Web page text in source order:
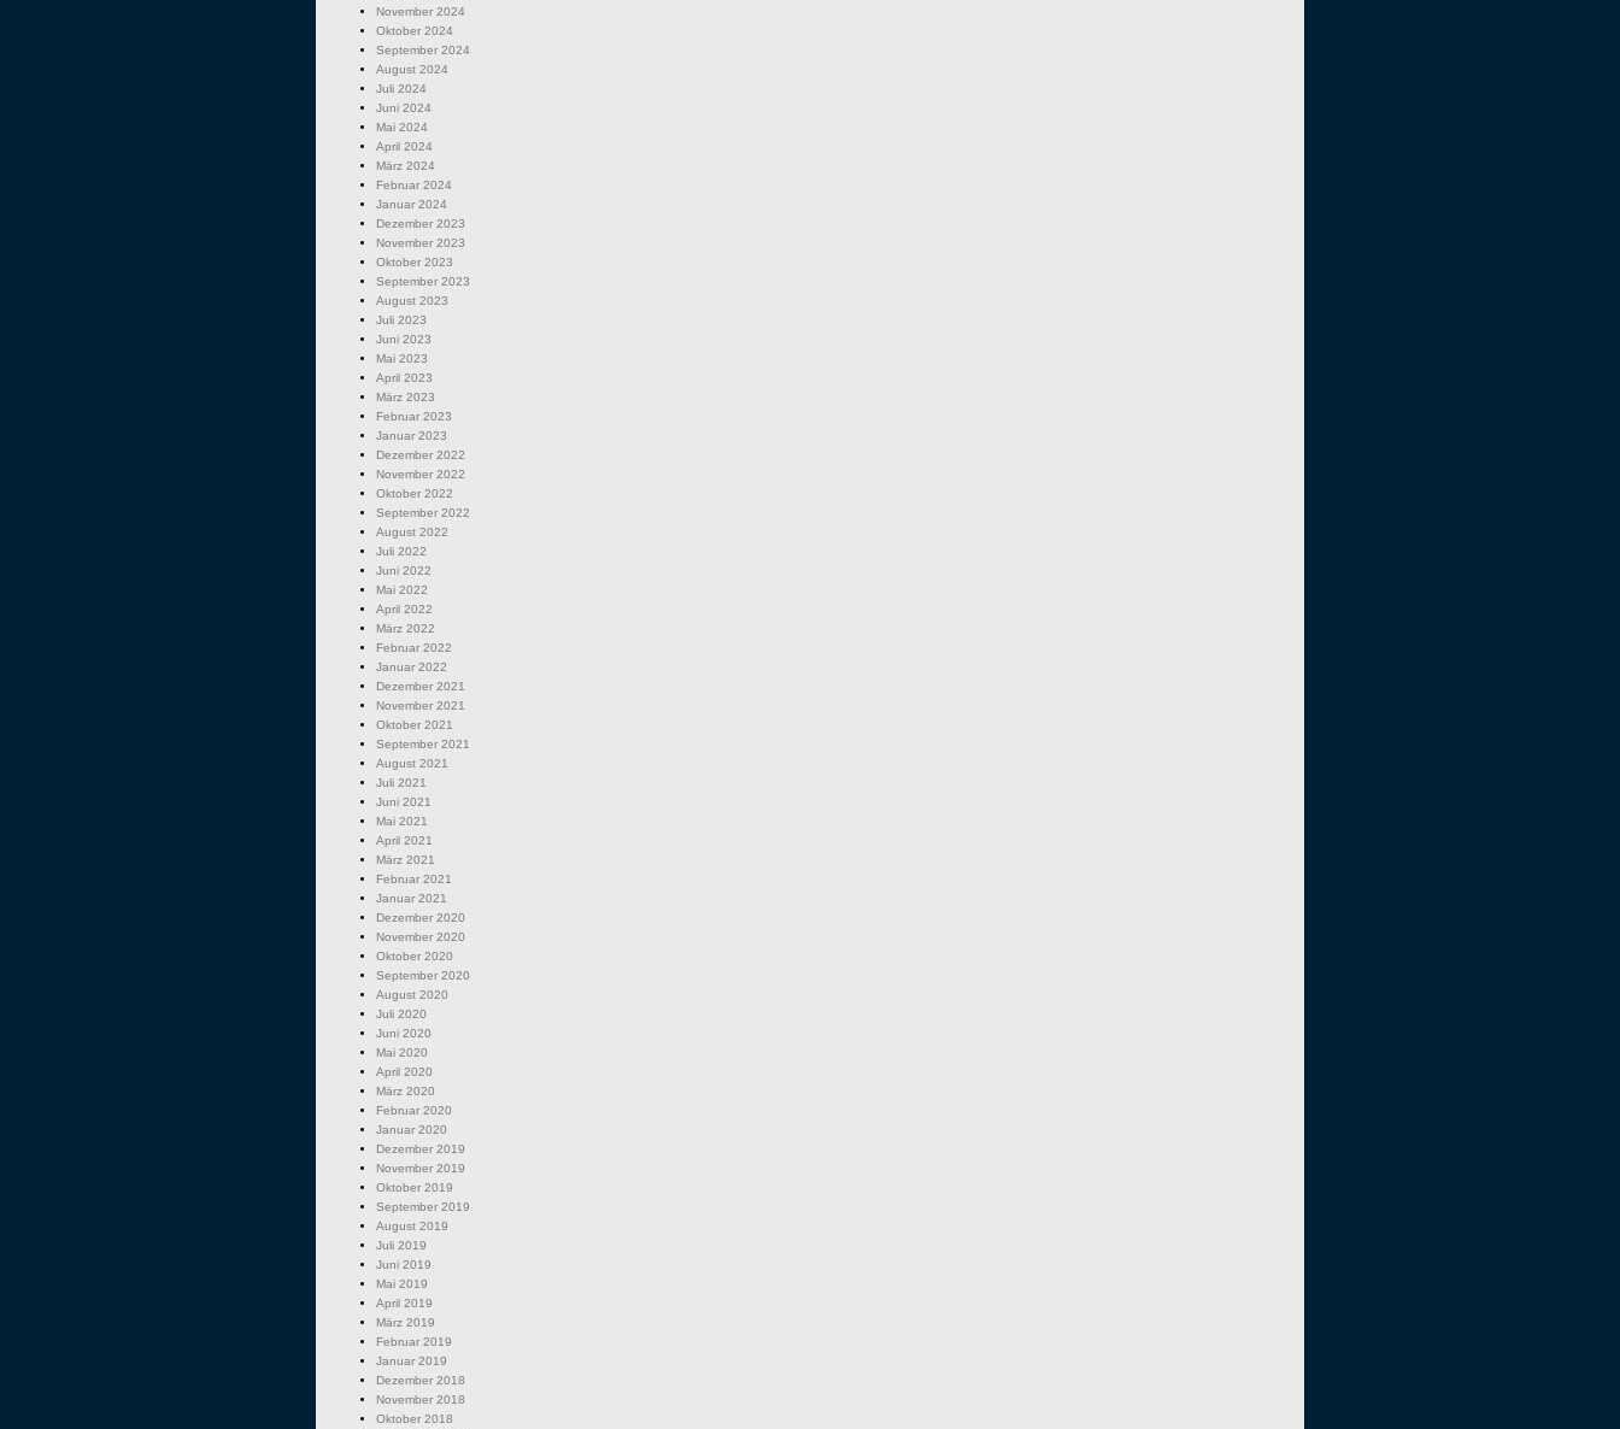
November 2024
Oktober 2024
September 2024
August 2024
Juli 2024
Juni 2024
Mai 2024
April 2024
März 2024
Februar 2024
Januar 2024
Dezember 2023
November 2023
Oktober 2023
September 2023
August 2023
Juli 2023
Juni 2023
Mai 2023
April 2023
März 2023
Februar 2023
Januar 2023
Dezember 2022
November 2022
Oktober 2022
September 2022
August 2022
Juli 2022
Juni 2022
Mai 2022
April 2022
März 2022
Februar 2022
Januar 2022
Dezember 2021
November 2021
Oktober 2021
September 2021
August 2021
Juli 2021
Juni 2021
Mai 2021
April 2021
März 2021
Februar 2021
Januar 2021
Dezember 2020
November 2020
Oktober 2020
September 2020
August 2020
Juli 2020
Juni 2020
Mai 2020
April 2020
März 2020
Februar 2020
Januar 2020
Dezember 2019
November 2019
Oktober 2019
September 2019
August 2019
Juli 2019
Juni 2019
Mai 2019
April 2019
März 2019
Februar 2019
Januar 2019
Dezember 2018
November 2018
Oktober 2018